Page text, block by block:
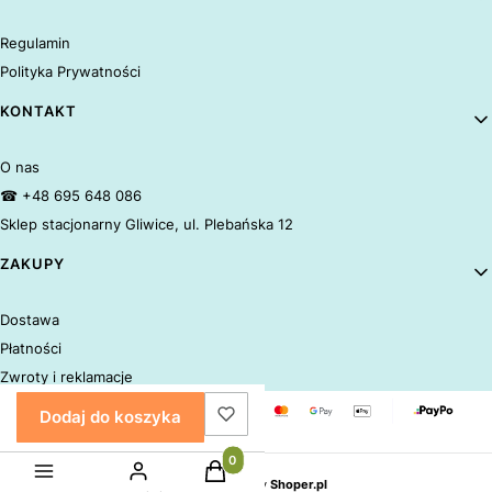
Regulamin
Polityka Prywatności
KONTAKT
O nas
☎ +48 695 648 086
Sklep stacjonarny Gliwice, ul. Plebańska 12
ZAKUPY
Dostawa
Płatności
Zwroty i reklamacje
Sklep internetowy Shoper.pl
Dodaj do koszyka
Produkty w koszyku: 0. Zobacz